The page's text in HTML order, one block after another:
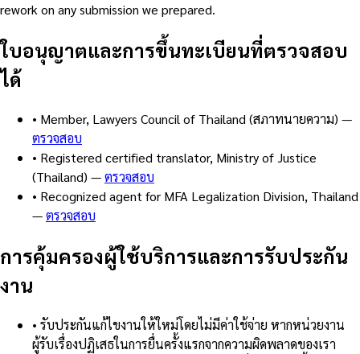
rework on any submission we prepared.
ใบอนุญาตและการขึ้นทะเบียนที่ตรวจสอบ
ได้
• Member, Lawyers Council of Thailand (สภาทนายความ) —
ตรวจสอบ
• Registered certified translator, Ministry of Justice
(Thailand) —ตรวจสอบ
• Recognized agent for MFA Legalization Division, Thailand
—ตรวจสอบ
การคุ้มครองผู้ใช้บริการและการรับประกัน
งาน
• รับประกันแก้ไขงานให้ใหม่โดยไม่มีค่าใช้จ่าย หากหน่วยงาน
ผู้รับเรื่องปฏิเสธในการยื่นครั้งแรกจากความผิดพลาดของเรา